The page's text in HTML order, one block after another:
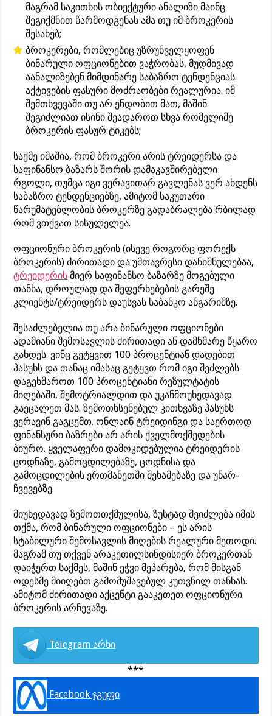
მაგრამ საკითხის ობიექტური ანალიზი მაინც
შეგიქმნით წარმოდგენას ამა თუ იმ ბროკერის
შესახებ;
ბროკერები, რომლებიც უზრუნველყოფენ
ბინარული ოფციონებით ვაჭრობას, მუდმივად
აანალიზებენ მიმდინარე საბაზრო ტენდენციას.
აქტივების ფასური მოძრაობები რეალურია. იმ
შემთხვევაში თუ არ ენდობით მათ, მაშინ
შეგიძლიათ ისინი შეადაროთ სხვა რომელიმე
ბროკერის ფასურ ტიკებს;
საქმე იმაშია, რომ ბროკერი არის ტრეიდერსა და
საფინანსო ბაზარს შორის დამაკავშირებელი
რგოლი, თუმცა იგი ვერავითარ გავლენას ვერ ახდენს
საბაზრო ტენდენციებზე, ამიტომ საკუთარი
წარუმატებლობის ბროკერზე გადაბრალება რბილად
რომ ვთქვათ სისულელეა.
ოფციონური ბროკერის (ისევე როგორც ფორექს
ბროკერის) ძირითადი და უმთავრესი დანიშნულებაა,
ტრეიდერის მიერ საფინანსო ბაზარზე მოგებული
თანხა, დროულად და შეფერხებების გარეშე
კლიენტს/ტრეიდერს დაუსვას საბანკო ანგარიშზე.
შესაძლებელია თუ არა ბინარული ოფციონები
ადამიანი შემოსავლის ძირითადი ან დამხმარე წყარო
გახდეს. ვინც გეტყვით 100 პროცენტიან დადებით
პასუხს და თანაც იმასაც გეტყვთ რომ იგი შეძლებს
დაგეხმაროთ 100 პროცენტიანი რეზულტატის
მიღებაში, შემოტრიალდით და უკანმოუხედავად
გაეცალეთ მას. ზემოთხსენებულ კითხვაზე პასუხს
ვერავინ გაგცემთ. ონლაინ ტრეიდინგი და საერთოდ
ფინანსური ბაზრები არ არის ქველმოქმედების
ბიურო. ყველაფერი დამოკიდებულია ტრეიდერის
ცოდნაზე, გამოცდილებაზე, ცოდნისა და
გამოცდილების ერთმანეთში შეხამებაზე და უნარ-
ჩვევებზე.
მიუხედავად ზემოთთქმულისა, ზუსტად შეიძლება იმის
თქმა, რომ ბინარული ოფციონები – ეს არის
სტაბილური შემოსავლის მიღების რეალური მეთოდი.
მაგრამ თუ თქვენ არაკეთილსინდისიერ ბროკერთან
დაიჭერთ საქმეს, მაშინ ეჭვი მეპარება, რომ მისგან
ოდესმე მიიღებთ გამომუშავებულ კუთვნილ თანხას.
ამიტომ ძირითადი აქცენტი გააკეთეთ ოფციონური
ბროკერის არჩევაზე.
Telegram არხი
***
Facebook ჯგუფი